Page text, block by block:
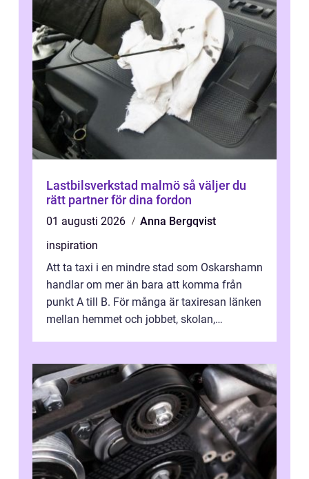
Lastbilsverkstad malmö så väljer du
rätt partner för dina fordon
01 augusti 2026
Anna Bergqvist
inspiration
Att ta taxi i en mindre stad som Oskarshamn
handlar om mer än bara att komma från
punkt A till B. För många är taxiresan länken
mellan hemmet och jobbet, skolan,